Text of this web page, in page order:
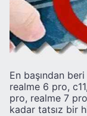
En başından
realme 6 pro,
pro, realme 7
kadar tatsız bir